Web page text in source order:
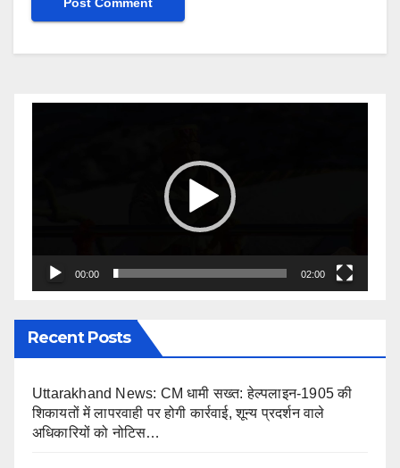
00:00 02:00
Recent Posts
Uttarakhand News: CM धामी सख्त: हेल्पलाइन-1905 की
शिकायतों में लापरवाही पर होगी कार्रवाई, शून्य प्रदर्शन वाले
अधिकारियों को नोटिस…